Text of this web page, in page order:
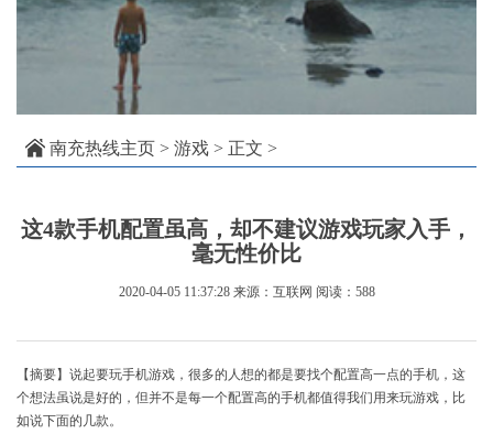
南充热线主页 > 游戏 > 正文 >
这4款手机配置虽高，却不建议游戏玩家入手，
毫无性价比
2020-04-05 11:37:28 来源：互联网 阅读：588
【摘要】说起要玩手机游戏，很多的人想的都是要找个配置高一点的手机，这
个想法虽说是好的，但并不是每一个配置高的手机都值得我们用来玩游戏，比
如说下面的几款。